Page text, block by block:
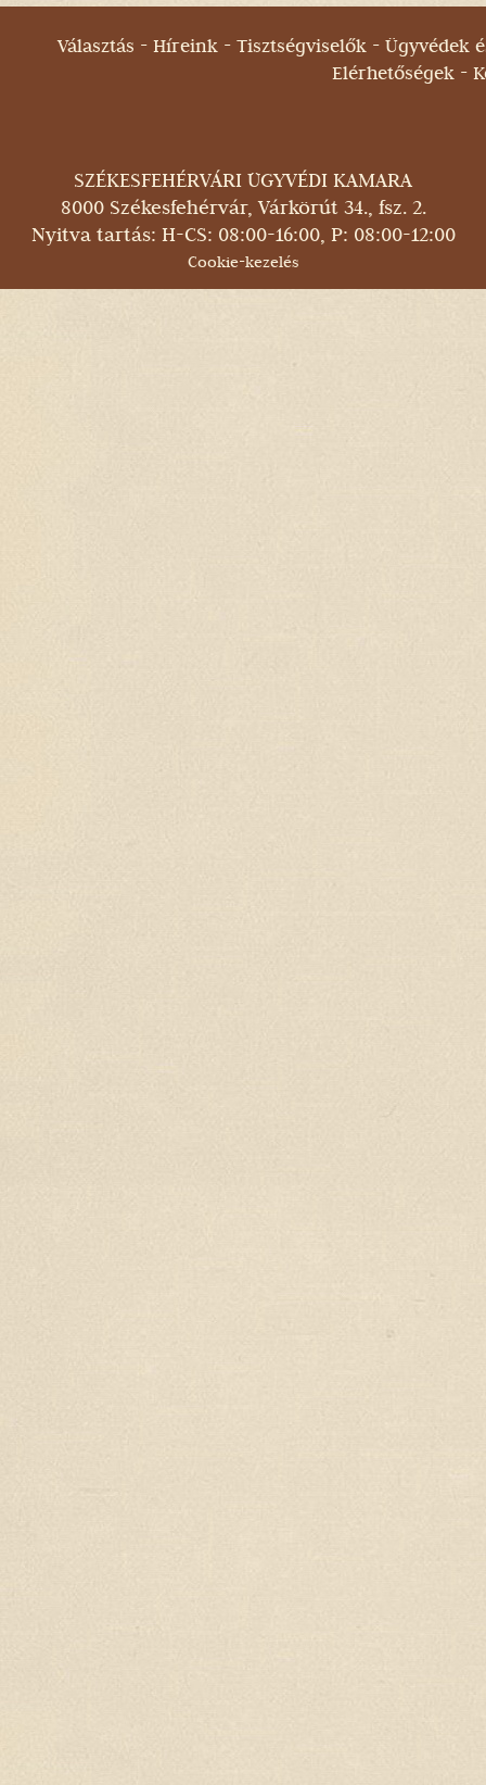
Választás Híreink Tisztségviselők
Ügyvédek
Elérhetőségek
SZÉKESFEHÉRVÁRI ÜGYVÉDI KAMARA
8000 Székesfehérvár, Várkörút 34., fsz. 2.
Nyitva tartás: H-CS: 08:00-16:00, P: 08:00-12:00
Cookie-kezelés